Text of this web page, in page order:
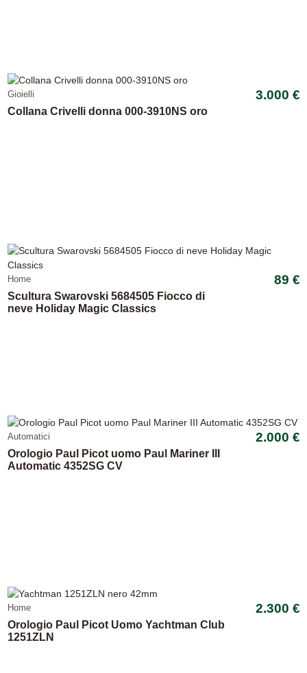
Gioielli 3.000 €
Collana Crivelli donna 000-3910NS oro
Home 89 €
Scultura Swarovski 5684505 Fiocco di
neve Holiday Magic Classics
Automatici 2.000 €
Orologio Paul Picot uomo Paul Mariner III
Automatic 4352SG CV
-15,54%
Home 2.300 €
Orologio Paul Picot Uomo Yachtman Club
1251ZLN